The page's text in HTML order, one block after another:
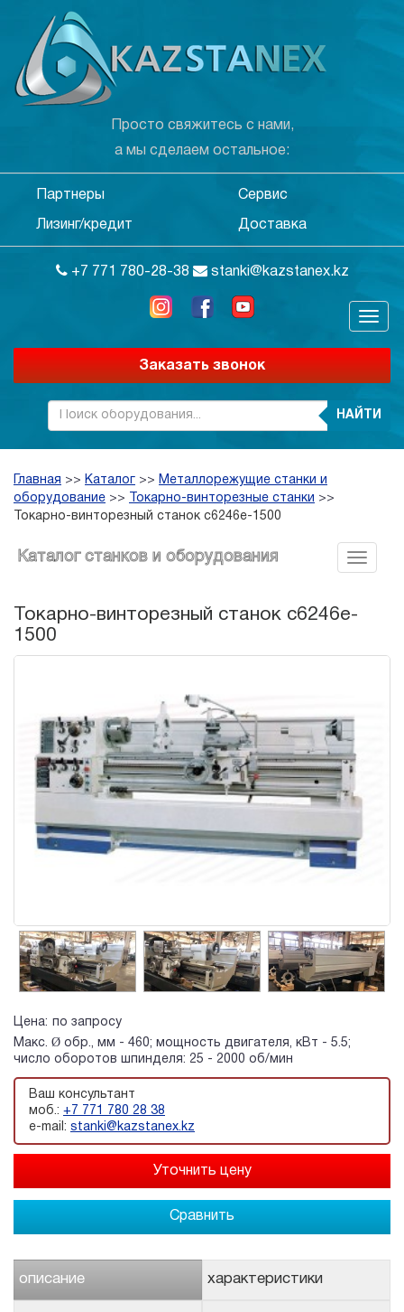
Просто свяжитесь с нами,
а мы сделаем остальное:
Партнеры Сервис
Лизинг/кредит Доставка
+7 771 780-28-38 stanki@kazstanex.kz
Заказать звонок
НАЙТИ
Главная >> Каталог >> Металлорежущие станки и
оборудование >> Токарно-винторезные станки >>
Токарно-винторезный станок c6246e-1500
Каталог станков и оборудования
Токарно-винторезный станок c6246e-
1500
Цена:
по запросу
Макс. Ø обр., мм - 460; мощность двигателя, кВт - 5.5;
число оборотов шпинделя: 25 - 2000 об/мин
Ваш консультант
моб.: +7 771 780 28 38
e-mail: stanki@kazstanex.kz
Сравнить
описание характеристики